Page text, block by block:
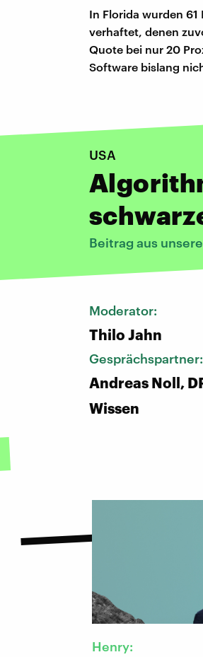
In Florida wurden
verhaftet, denen
Quote bei nur 20
Software bislang
USA
Beitrag aus
Moderator:
Thilo Jahn
Gesprächspartner:
Andreas Noll,
Wissen
Henry: